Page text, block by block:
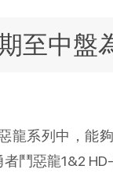
至中盤
龍系列中，
鬥惡龍1&2